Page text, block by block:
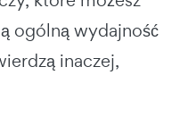
ogólną wydajność
inaczej,